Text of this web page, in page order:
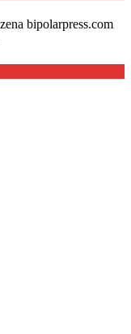
bipolarpress.com